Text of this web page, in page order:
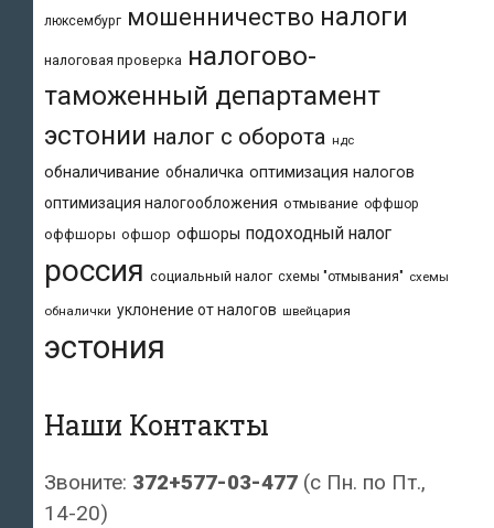
люксембург мошенничество налоги
налоговая проверка налогово-
таможенный департамент
эстонии налог с оборота ндс
обналичивание обналичка оптимизация налогов
оптимизация налогообложения отмывание оффшор
оффшоры офшор офшоры подоходный налог
россия социальный налог схемы "отмывания" схемы
обналички уклонение от налогов швейцария
эстония
Наши Контакты
Звоните: 372+577-03-477 (с Пн. по Пт.,
14-20)